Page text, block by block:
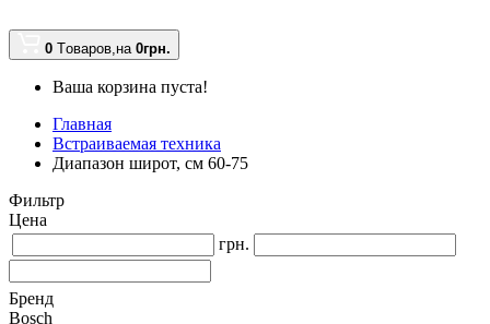
0 Tоваров,на 0грн.
Ваша корзина пуста!
Главная
Встраиваемая техника
Диапазон широт, см 60-75
Фильтр
Цена
грн.
Бренд
Bosch